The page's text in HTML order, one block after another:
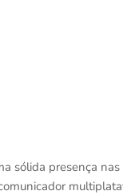
sólida presença